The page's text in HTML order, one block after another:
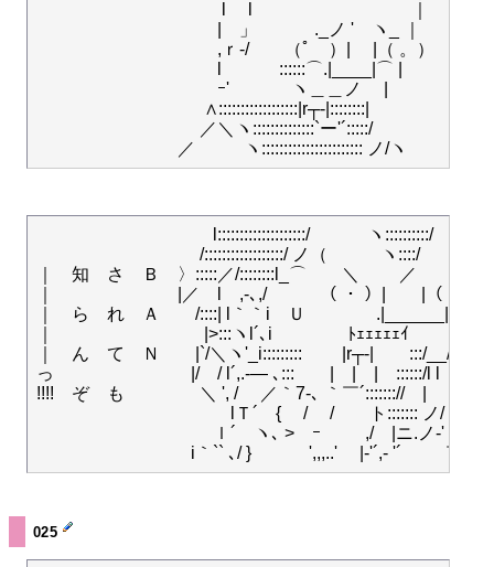
|　」　　　 ._ノ '　ヽ_ ｜　　　もっと
,ｒ-/　　（ﾟ　）|　 |（ 。）
l　 　　::::::⌒.|____|⌒ |
ｰ' 　　　 ヽ＿＿ノ　 |
∧::::::::::::::::::|r┬-|::::::::|
／＼ヽ::::::::::::::`ー'´:::::/
l::::::::::::::::::::/　　　 ヽ::::::::::/　 　ヽ
/::::::::::::::::::/ ノ（　　　ヽ::::/　 　 　
｜　知　さ　Ｂ　〉:::::／/::::::::l_⌒　　＼　　 ／　　）(
｜　　　　　　　|／　l　,-､,/　　　（ ・ ）|　　|（ ・
｜　ら　れ　Ａ　　/::::| l｀｀i　Ｕ　　　　.|______|　
｜　　　　　　　 　 |>:::ヽl´､i　　　　 ﾄｪｪｪｪｪｲ　　　/,)
｜　ん　て　Ｎ　　|`/＼ヽ'_i::::::::: 　　|r┬-|　
っ 　 　　　　　　 |/　/ l´,.-― ､:::　　|　|　|　::::::/l l　|　
!!!!　ぞ　も　　　　 ＼ ', /　 ／｀7-､ ｀￣´::::::://　|　　 /
lＴ´　{　 /　 /　　ト::::::: ノ/　/　　/　
ｌ´　ヽ､ >　ｰ　 　 ,/　|ニ.ノ-'　／　
025